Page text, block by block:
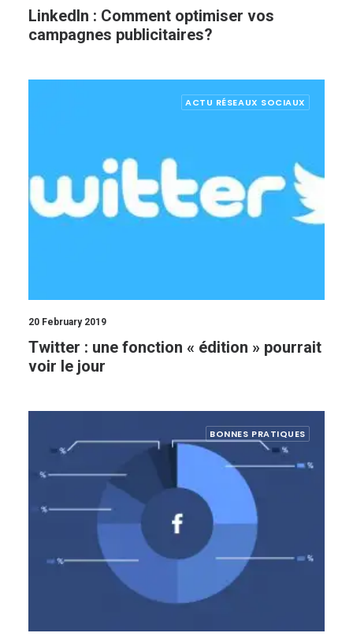
LinkedIn : Comment optimiser vos
campagnes publicitaires?
ACTU RÉSEAUX SOCIAUX
20 February 2019
Twitter : une fonction « édition » pourrait
voir le jour
BONNES PRATIQUES